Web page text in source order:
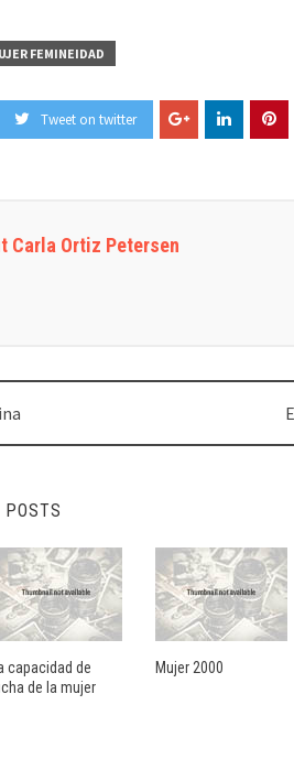
FEMINEIDAD
Tweet on twitter
Carla Ortiz Petersen
capacidad de
de la mujer
Mujer 2000